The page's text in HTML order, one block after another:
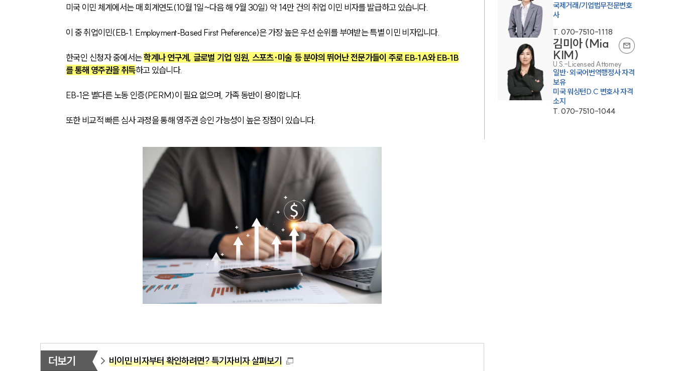
미국 이민 체계에서는 매 회계연도(10월 1일~다음 해 9월 30일) 약 14만 건의 취업 이민 비자를 발급하고 있습니다.
이 중 취업이민(EB‑1. Employment‑Based First Preference)은 가장 높은 우선 순위를 부여받는 특별 이민 비자입니다.
한국인 신청자 중에서는 학계나 연구계, 글로벌 기업 임원, 스포츠·미술 등 분야의 뛰어난 전문가들이 주로 EB‑1A와 EB‑1B
를 통해 영주권을 취득하고 있습니다.
EB‑1은 별다른 노동 인증(PERM)이 필요 없으며, 가족 동반이 용이합니다.
또한 비교적 빠른 심사 과정을 통해 영주권 승인 가능성이 높은 장점이 있습니다.
더보기 비이민 비자부터 확인하려면? 특기자비자 살펴보기
국제거래/기업법무전문변호
사
T.070-7510-1118
김미아 (Mia
KIM)
U.S.-Licensed Attorney
일반·외국어번역행정사 자격
보유
미국 워싱턴D.C 변호사 자격
소지
T.070-7510-1044